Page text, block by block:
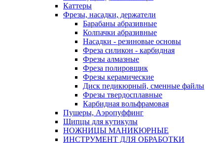
Каттеры
Фрезы, насадки, держатели
Барабаны абразивные
Колпачки абразивные
Насадки - резиновые основы
Фреза силикон - карбидная
Фрезы алмазные
Фреза полировщик
Фрезы керамические
Диск педикюрный, сменные файлы
Фрезы твердосплавные
Карбидная вольфрамовая
Пушеры, Аэропуффинг
Щипцы для кутикулы
НОЖНИЦЫ МАНИКЮРНЫЕ
ИНСТРУМЕНТ ДЛЯ ОБРАБОТКИ